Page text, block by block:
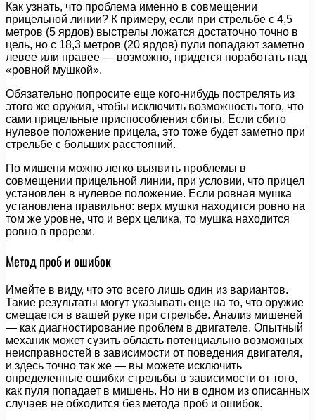
Как узнать, что проблема именно в совмещении
прицельной линии? К примеру, если при стрельбе с 4,5
метров (5 ярдов) выстрелы ложатся достаточно точно в
цель, но с 18,3 метров (20 ярдов) пули попадают заметно
левее или правее — возможно, придется поработать над
«ровной мушкой».
Обязательно попросите еще кого-нибудь пострелять из
этого же оружия, чтобы исключить возможность того, что
сами прицельные приспособления сбиты. Если сбито
нулевое положение прицела, это тоже будет заметно при
стрельбе с больших расстояний.
По мишени можно легко выявить проблемы в
совмещении прицельной линии, при условии, что прицел
установлен в нулевое положение. Если ровная мушка
установлена правильно: верх мушки находится ровно на
том же уровне, что и верх целика, то мушка находится
ровно в прорези.
Метод проб и ошибок
Имейте в виду, что это всего лишь один из вариантов.
Такие результаты могут указывать еще на то, что оружие
смещается в вашей руке при стрельбе. Анализ мишеней
— как диагностирование проблем в двигателе. Опытный
механик может сузить область потенциально возможных
неисправностей в зависимости от поведения двигателя,
и здесь точно так же — вы можете исключить
определенные ошибки стрельбы в зависимости от того,
как пуля попадает в мишень. Но ни в одном из описанных
случаев не обходится без метода проб и ошибок.